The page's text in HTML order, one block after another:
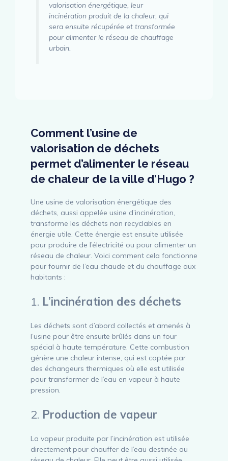
valorisation énergétique, leur
incinération produit de la chaleur, qui
sera ensuite récupérée et transformée
pour alimenter le réseau de chauffage
urbain.
Comment l’usine de
valorisation de déchets
permet d’alimenter le réseau
de chaleur de la ville d’Hugo ?
Une usine de valorisation énergétique des
déchets, aussi appelée usine d’incinération,
transforme les déchets non recyclables en
énergie utile. Cette énergie est ensuite utilisée
pour produire de l’électricité ou pour alimenter un
réseau de chaleur. Voici comment cela fonctionne
pour fournir de l’eau chaude et du chauffage aux
habitants :
1. L’incinération des déchets
Les déchets sont d’abord collectés et amenés à
l’usine pour être ensuite brûlés dans un four
spécial à haute température. Cette combustion
génère une chaleur intense, qui est captée par
des échangeurs thermiques où elle est utilisée
pour transformer de l’eau en vapeur à haute
pression.
2. Production de vapeur
La vapeur produite par l’incinération est utilisée
directement pour chauffer de l’eau destinée au